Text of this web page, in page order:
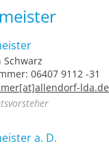
Schwarz
06407 9112 -31
lda.de
a. D.